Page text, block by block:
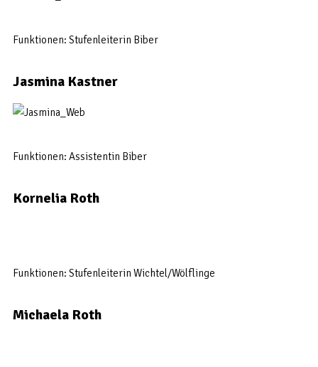
Funktionen: Stufenleiterin Biber
Jasmina Kastner
Funktionen: Assistentin Biber
Kornelia Roth
Funktionen: Stufenleiterin Wichtel/Wölflinge
Michaela Roth